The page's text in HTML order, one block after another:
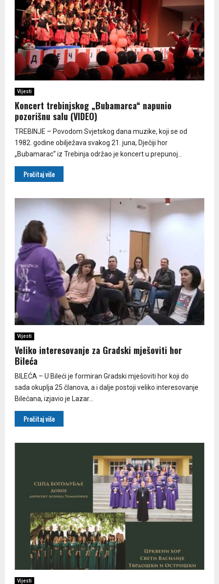
Vijesti
Koncert trebinjskog „Bubamarca“ napunio
pozorišnu salu (VIDEO)
TREBINJE – Povodom Svjetskog dana muzike, koji se od
1982. godine obilježava svakog 21. juna, Dječiji hor
„Bubamarac“ iz Trebinja održao je koncert u prepunoj...
Pročitaj više
Vijesti
Veliko interesovanje za Gradski mješoviti hor
Bileća
BILEĆA – U Bileći je formiran Gradski mješoviti hor koji do
sada okuplja 25 članova, a i dalje postoji veliko interesovanje
Bilećana, izjavio je Lazar...
Pročitaj više
Vijesti